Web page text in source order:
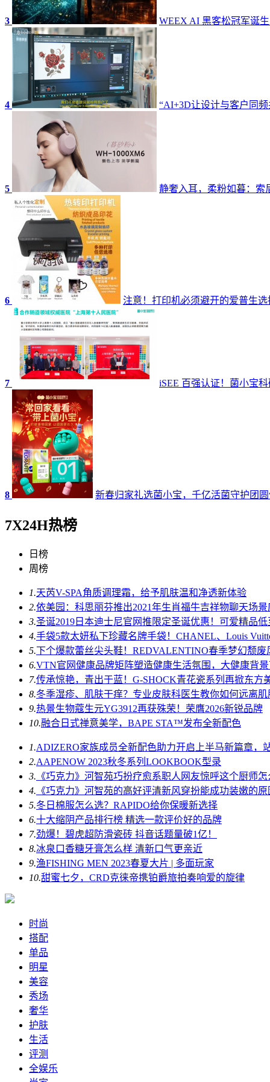
3 WEEX AI 黑客松冠军诞
4 “AI+3D让设计与客户同
5 静奢入耳，柔粉如暮：索
6 注意！打印机必须避开的爱普生
7 iSEE 百强认证！菌小宝
8 新春归家礼选菌小宝，千亿活菌守护团
7X24H热榜
日榜
周榜
1.天芮V-SPA角质调理霜，给予肌肤温和净透新体验
2.依美园：科思丽芬推出2021年生肖福牛吉祥物聊天场
3.圣诞2019日本迪士尼官网推限定圣诞优惠！可爱精品
4.手袋5款太妍私下珍藏名牌手袋！CHANEL、Louis
5.下个爆款蕾丝尖头鞋！REDVALENTINO春季梦幻颓废
6.VTN官网健康品牌矩阵塑造健康生活氛围，大健康背
7.传承惊艳，青出于蓝！G-SHOCK青花瓷系列再掀东方
8.冬季湿疹、肌肤干痒？专业皮肤科医生教你如何远离
9.热景生物蔻生元YG3912再获殊荣！荣膺2026新锐品牌
10.融合日式禅意美学，BAPE STA™发布全新配色
1.ADIZERO家族成员全新配色助力开启上半马新篇章，
2.AAPENOW 2023秋冬系列LOOKBOOK型录
3. 《巧克力》河智苑巧扮疗愈系职人网友惊呼这个厨师
4. 《巧克力》河智苑的高好评清新风穿扮能成功装嫩的
5.冬日棉服怎么选？RAPIDO给你保暖新选择
6.十大缩阴产品排行榜 精选一款评价好的品牌
7.劲爆！碧虎超防滑瓷砖 抖音话题量破1亿！
8.冰泉口香糖牙膏怎么样 清新口气更亲近
9.渔FISHING MEN 2023春夏大片 | 多面玩家
10.甜蜜七夕，CRD克徕帝携铂爵旅拍奏响爱的旋律
时尚
搭配
单品
明星
美容
秀场
奢华
护肤
生活
评测
全娱乐